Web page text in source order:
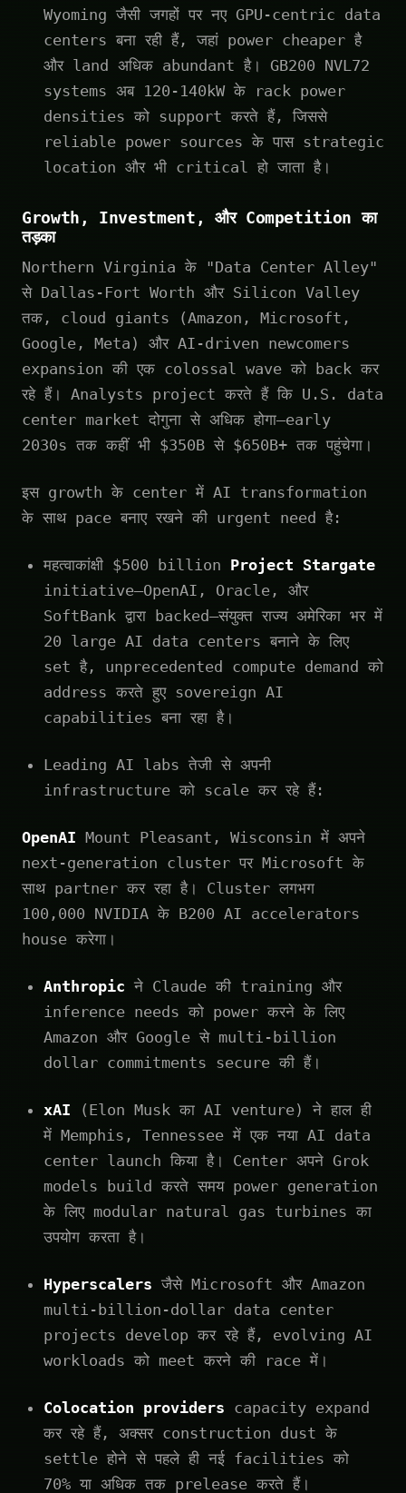
Wyoming जैसी जगहों पर नए GPU-centric data
centers बना रही हैं, जहां power cheaper है
और land अधिक abundant है। GB200 NVL72
systems अब 120-140kW के rack power
densities को support करते हैं, जिससे
reliable power sources के पास strategic
location और भी critical हो जाता है।
Growth, Investment, और Competition का
तड़का
Northern Virginia के "Data Center Alley"
से Dallas-Fort Worth और Silicon Valley
तक, cloud giants (Amazon, Microsoft,
Google, Meta) और AI-driven newcomers
expansion की एक colossal wave को back कर
रहे हैं। Analysts project करते हैं कि U.S. data
center market दोगुना से अधिक होगा—early
2030s तक कहीं भी $350B से $650B+ तक पहुंचेगा।
इस growth के center में AI transformation
के साथ pace बनाए रखने की urgent need है:
महत्वाकांक्षी $500 billion Project Stargate
initiative—OpenAI, Oracle, और
SoftBank द्वारा backed—संयुक्त राज्य अमेरिका भर में
20 large AI data centers बनाने के लिए
set है, unprecedented compute demand को
address करते हुए sovereign AI
capabilities बना रहा है।
Leading AI labs तेजी से अपनी
infrastructure को scale कर रहे हैं:
OpenAI Mount Pleasant, Wisconsin में अपने
next-generation cluster पर Microsoft के
साथ partner कर रहा है। Cluster लगभग
100,000 NVIDIA के B200 AI accelerators
house करेगा।
Anthropic ने Claude की training और
inference needs को power करने के लिए
Amazon और Google से multi-billion
dollar commitments secure की हैं।
xAI (Elon Musk का AI venture) ने हाल ही
में Memphis, Tennessee में एक नया AI data
center launch किया है। Center अपने Grok
models build करते समय power generation
के लिए modular natural gas turbines का
उपयोग करता है।
Hyperscalers जैसे Microsoft और Amazon
multi-billion-dollar data center
projects develop कर रहे हैं, evolving AI
workloads को meet करने की race में।
Colocation providers capacity expand
कर रहे हैं, अक्सर construction dust के
settle होने से पहले ही नई facilities को
70% या अधिक तक prelease करते हैं।